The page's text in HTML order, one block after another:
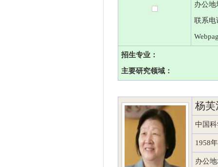
办公地
联系
招生专业：
主要研究领域：
杨芙
中国
1958
办公